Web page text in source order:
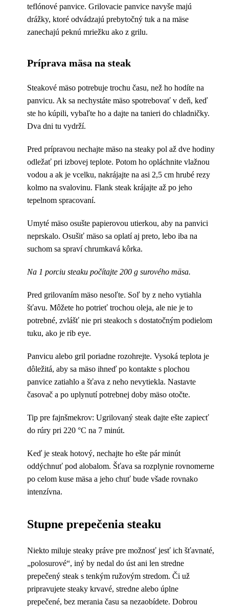
teflónové panvice. Grilovacie panvice navyše majú
drážky, ktoré odvádzajú prebytočný tuk a na mäse
zanechajú peknú mriežku ako z grilu.
Príprava mäsa na steak
Steakové mäso potrebuje trochu času, než ho hodíte na
panvicu. Ak sa nechystáte mäso spotrebovať v deň, keď
ste ho kúpili, vybaľte ho a dajte na tanieri do chladničky.
Dva dni tu vydrží.
Pred prípravou nechajte mäso na steaky pol až dve hodiny
odležať pri izbovej teplote. Potom ho opláchnite vlažnou
vodou a ak je vcelku, nakrájajte na asi 2,5 cm hrubé rezy
kolmo na svalovinu. Flank steak krájajte až po jeho
tepelnom spracovaní.
Umyté mäso osušte papierovou utierkou, aby na panvici
neprskalo. Osušiť mäso sa oplatí aj preto, lebo iba na
suchom sa spraví chrumkavá kôrka.
Na 1 porciu steaku počítajte 200 g surového mäsa.
Pred grilovaním mäso nesoľte. Soľ by z neho vytiahla
šťavu. Môžete ho potrieť trochou oleja, ale nie je to
potrebné, zvlášť nie pri steakoch s dostatočným podielom
tuku, ako je rib eye.
Panvicu alebo gril poriadne rozohrejte. Vysoká teplota je
dôležitá, aby sa mäso ihneď po kontakte s plochou
panvice zatiahlo a šťava z neho nevytiekla. Nastavte
časovač a po uplynutí potrebnej doby mäso otočte.
Tip pre fajnšmekrov: Ugrilovaný steak dajte ešte zapiecť
do rúry pri 220 °C na 7 minút.
Keď je steak hotový, nechajte ho ešte pár minút
oddýchnuť pod alobalom. Šťava sa rozplynie rovnomerne
po celom kuse mäsa a jeho chuť bude všade rovnako
intenzívna.
Stupne prepečenia steaku
Niekto miluje steaky práve pre možnosť jesť ich šťavnaté,
„polosurové“, iný by nedal do úst ani len stredne
prepečený steak s tenkým ružovým stredom. Či už
pripravujete steaky krvavé, stredne alebo úplne
prepečené, bez merania času sa nezaobídete. Dobrou